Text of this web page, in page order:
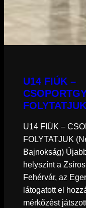
U14 FIÚK –
FOLYTATJUK
U14 FIÚK –
FOLYTATJUK
Bajnokság)
helyszínt a
Fehérvár, az
látogatott el
mérkőzést